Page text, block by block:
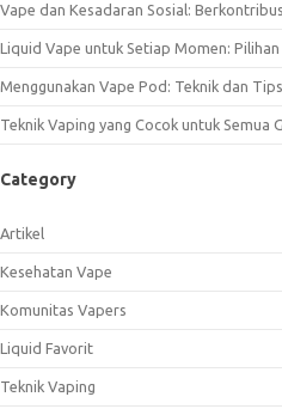
Vape dan Kesadaran Sosial:
Liquid Vape untuk Setiap Momen: Pilihan
Menggunakan Vape Pod: Teknik dan
Teknik Vaping yang Cocok untuk Semua
Category
Artikel
Kesehatan Vape
Komunitas Vapers
Liquid Favorit
Teknik Vaping